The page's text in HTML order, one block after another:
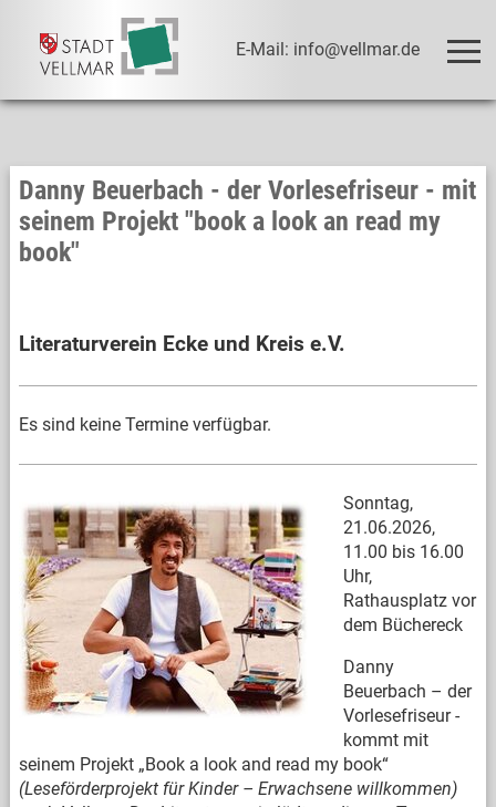
E-Mail: info@vellmar.de
Danny Beuerbach - der Vorlesefriseur - mit
seinem Projekt "book a look an read my
book"
Literaturverein Ecke und Kreis e.V.
Es sind keine Termine verfügbar.
Sonntag,
21.06.2026,
11.00 bis 16.00
Uhr,
Rathausplatz vor
dem Büchereck
Danny
Beuerbach – der
Vorlesefriseur -
kommt mit
seinem Projekt „Book a look and read my book“
(Leseförderprojekt für Kinder – Erwachsene willkommen)